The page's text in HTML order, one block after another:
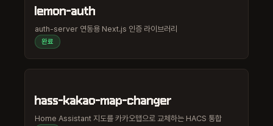
lemon-auth
auth-server 연동용 Next.js 인증 라이브러리
완료
hass-kakao-map-changer
Home Assistant 지도를 카카오맵으로 교체하는 HACS 통합